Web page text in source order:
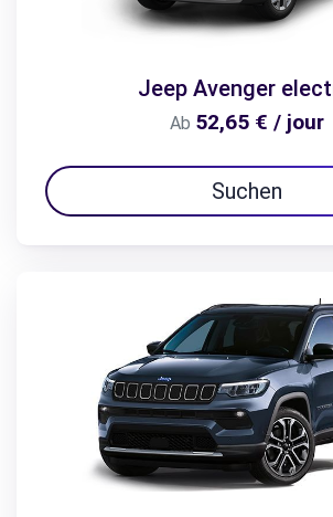
Jeep Avenger
Ab 52,65 € / jour
Suchen